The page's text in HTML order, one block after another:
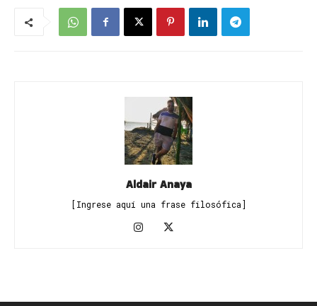
Aldair Anaya
[Ingrese aquí una frase filosófica]